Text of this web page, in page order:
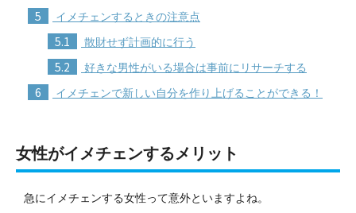
5 イメチェンするときの注意点
5.1 散財せず計画的に行う
5.2 好きな男性がいる場合は事前にリサーチする
6 イメチェンで新しい自分を作り上げることができる！
女性がイメチェンするメリット
急にイメチェンする女性って意外といますよね。